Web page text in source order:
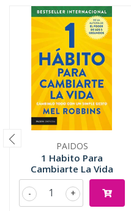
PAIDOS
1 Habito Para
Cambiarte La Vida
+
-